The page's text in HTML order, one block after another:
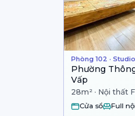
Phòng 102 · Studio
Phường
Vấp
28m² · Nội thất
Cửa sổ Full